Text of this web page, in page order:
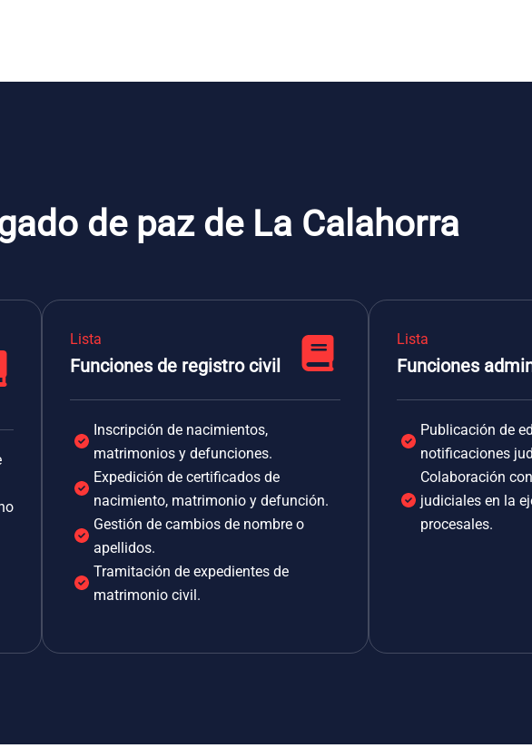
de paz de La Calahorra
Lista
Funciones de registro civil
Inscripción de nacimientos,
matrimonios y defunciones.
Expedición de certificados de
nacimiento, matrimonio y defunción.
Gestión de cambios de nombre o
apellidos.
Tramitación de expedientes de
matrimonio civil.
Lista
Funciones
Publicación de
notificaciones
Colaboración
judiciales en la
procesales.